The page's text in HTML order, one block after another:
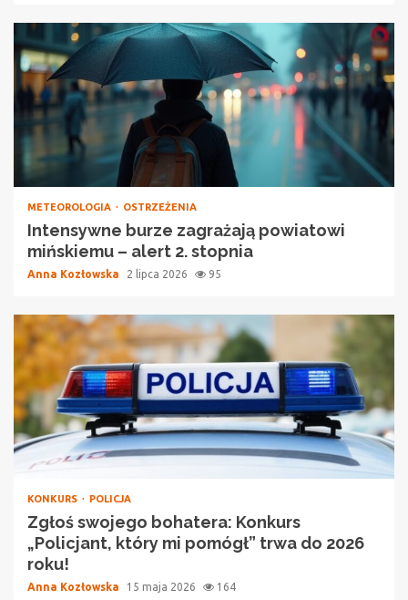
METEOROLOGIA OSTRZEŻENIA
Intensywne burze zagrażają powiatowi
mińskiemu – alert 2. stopnia
Anna Kozłowska 2 lipca 2026 95
KONKURS POLICJA
Zgłoś swojego bohatera: Konkurs
„Policjant, który mi pomógł” trwa do 2026
roku!
Anna Kozłowska 15 maja 2026 164